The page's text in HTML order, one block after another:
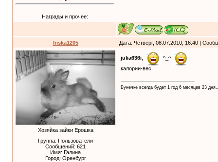
Награды и прочее:
Iriska1205 Дата: Четверг, 08.07.2010, 16:40 |
Хозяйка зайки Ерошка
Группа: Пользователи
Сообщений: 621
Имя: Галина
Город: Оренбург
julia636i
^_^
калории-вес
Бунечке всегда будет 1 год 6 месяцев 23